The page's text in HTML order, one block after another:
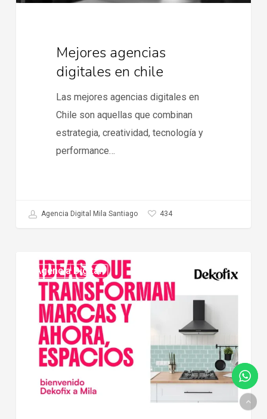
Mejores agencias
digitales en chile
Las mejores agencias digitales en
Chile son aquellas que combinan
estrategia, creatividad, tecnología y
performance…
Agencia Digital Mila Santiago 434
Agencia Digital
Agencia
Digital
Dekofix